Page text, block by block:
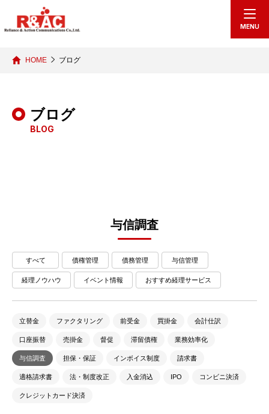
MENU
ブログ
BLOG
HOME ブログ
与信調査
すべて 債権管理 債務管理 与信管理
経理ノウハウ イベント情報 おすすめ経理サービス
立替金 ファクタリング 前受金 買掛金 会計仕訳
口座振替 売掛金 督促 滞留債権 業務効率化
与信調査 担保・保証 インボイス制度 請求書
適格請求書 法・制度改正 入金消込 IPO コンビニ決済
クレジットカード決済